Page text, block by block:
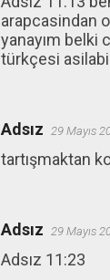
arapcasindan
yanayım belki
türkçesi
Adsız 29 Mayıs
tartışmaktan
Adsız 29 Mayıs
Adsız 11:23